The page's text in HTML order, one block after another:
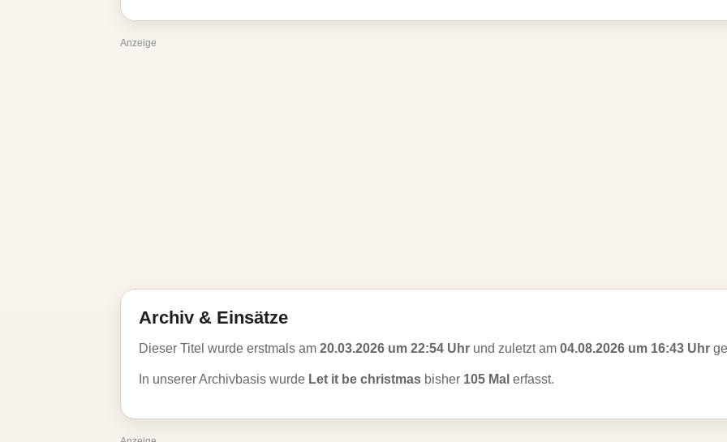
Anzeige
Archiv & Einsätze
Dieser Titel wurde erstmals am 20.03.2026 um 22:54 Uhr und zuletzt am 04.08.2026 um 16:43 Uhr
In unserer Archivbasis wurde Let it be christmas bisher 105 Mal erfasst.